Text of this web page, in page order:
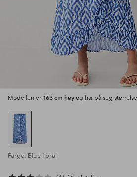
Modellen er 163 cm høy og har på seg størrelse
Farge: Blue floral